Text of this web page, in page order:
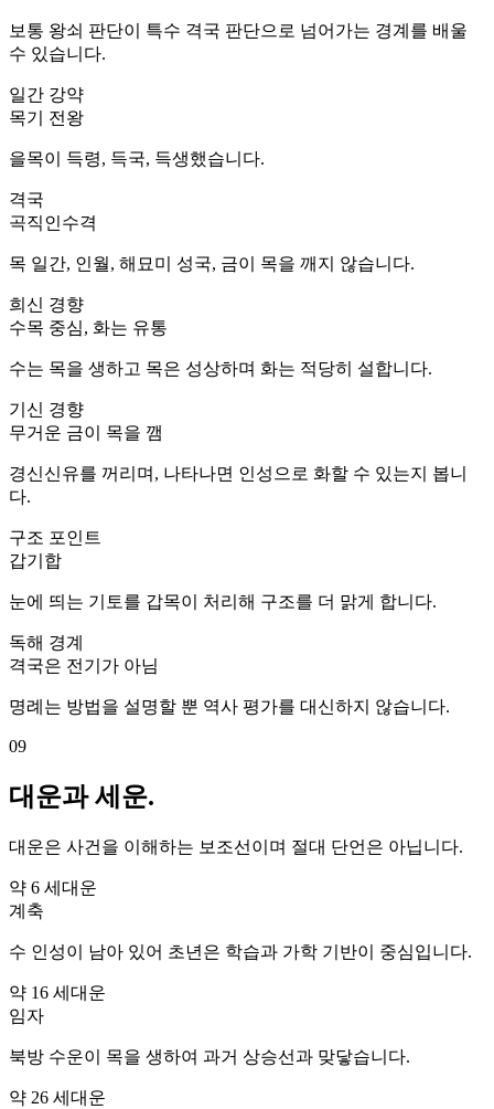
보통 왕쇠 판단이 특수 격국 판단으로 넘어가는 경계를 배울
수 있습니다.
일간 강약
목기 전왕
을목이 득령, 득국, 득생했습니다.
격국
곡직인수격
목 일간, 인월, 해묘미 성국, 금이 목을 깨지 않습니다.
희신 경향
수목 중심, 화는 유통
수는 목을 생하고 목은 성상하며 화는 적당히 설합니다.
기신 경향
무거운 금이 목을 깸
경신신유를 꺼리며, 나타나면 인성으로 화할 수 있는지 봅니
다.
구조 포인트
갑기합
눈에 띄는 기토를 갑목이 처리해 구조를 더 맑게 합니다.
독해 경계
격국은 전기가 아님
명례는 방법을 설명할 뿐 역사 평가를 대신하지 않습니다.
09
대운과 세운.
대운은 사건을 이해하는 보조선이며 절대 단언은 아닙니다.
약 6 세 대운
계축
수 인성이 남아 있어 초년은 학습과 가학 기반이 중심입니다.
약 16 세 대운
임자
북방 수운이 목을 생하여 과거 상승선과 맞닿습니다.
약 26 세 대운